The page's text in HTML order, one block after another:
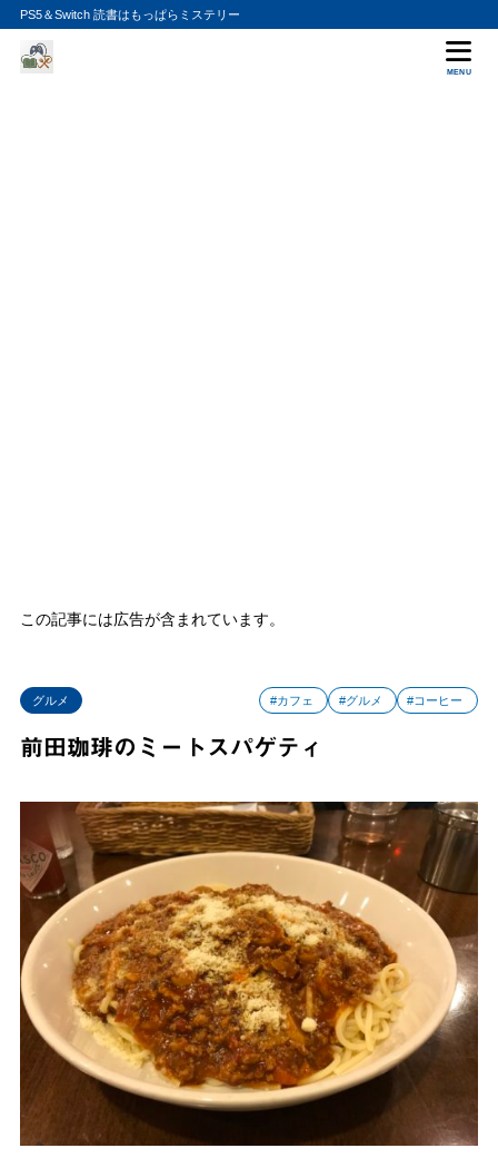
PS5＆Switch 読書はもっぱらミステリー
MENU
この記事には広告が含まれています。
グルメ #カフェ #グルメ #コーヒー
前田珈琲のミートスパゲティ